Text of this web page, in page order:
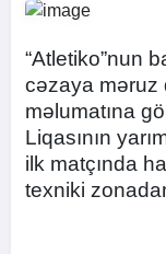
“Atletiko”nun
cəzaya məruz
məlumatına
Liqasının
ilk matçında
texniki